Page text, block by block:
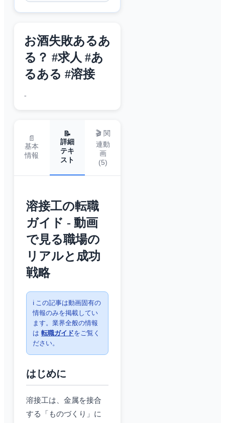
お酒失敗あるあ
る？ #求人 #あ
るある #溶接
-
📄
基本
情報
📝
詳細
テキ
スト
🎬 関
連動
画
(5)
溶接工の転職
ガイド - 動画
で見る職場の
リアルと成功
戦略
ℹ️ この記事は動画固有の
情報のみを掲載してい
ます。業界全般の情報
は 転職ガイドをご覧く
ださい。
はじめに
溶接工は、金属を接合
する「ものづくり」に